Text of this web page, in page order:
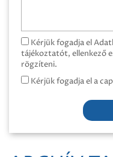
Kérjük fogadja el
tájékoztatót, ellenkező
rögzíteni.
Kérjük fogadja el a